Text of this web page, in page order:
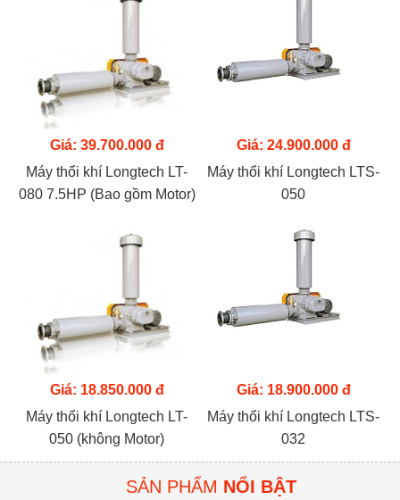
Giá: 39.700.000 đ
Máy thổi khí Longtech LT-
080 7.5HP (Bao gồm Motor)
Giá: 24.900.000 đ
Máy thổi khí Longtech LTS-
050
Giá: 18.850.000 đ
Máy thổi khí Longtech LT-
050 (không Motor)
Giá: 18.900.000 đ
Máy thổi khí Longtech LTS-
032
SẢN PHẨM NỔI BẬT